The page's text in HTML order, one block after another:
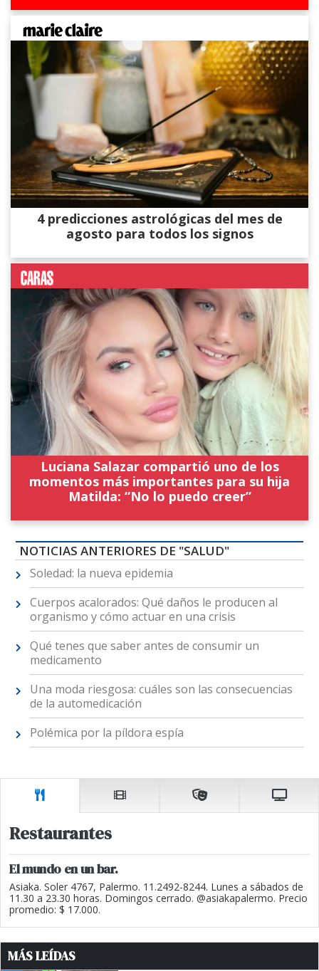
4 predicciones astrológicas del mes de
agosto para todos los signos
Luciana Salazar compartió uno de los
momentos más importantes para su hija
Matilda: “No lo puedo creer”
NOTICIAS ANTERIORES DE "SALUD"
Soledad: la nueva epidemia
Cuerpos acalorados: Qué daños le producen al
organismo y cómo actuar en una crisis
Qué tenes que saber antes de consumir un
medicamento
Una moda riesgosa: cuáles son las consecuencias
de la automedicación
Polémica por la píldora espía
Restaurantes
El mundo en un bar.
Asiaka. Soler 4767, Palermo. 11.2492-8244. Lunes a sábados de
11.30 a 23.30 horas. Domingos cerrado. @asiakapalermo. Precio
promedio: $ 17.000.
MÁS LEÍDAS